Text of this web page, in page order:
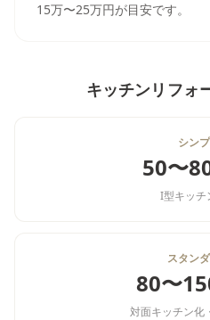
15万〜25万円が目安です。
キッチンリフォ
シン
50〜
I型キッチ
スタン
80〜
対面キッチン化